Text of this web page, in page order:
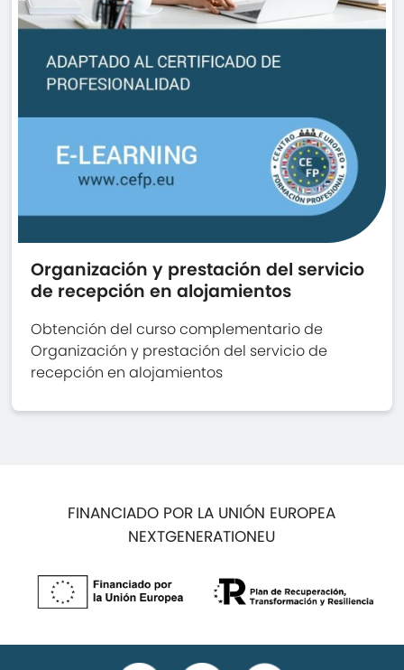
Organización y prestación del servicio
de recepción en alojamientos
Obtención del curso complementario de
Organización y prestación del servicio de
recepción en alojamientos
FINANCIADO POR LA UNIÓN EUROPEA
NEXTGENERATIONEU